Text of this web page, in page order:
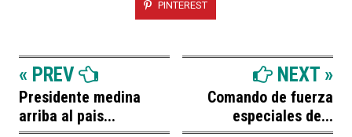
PINTEREST
« PREV
Presidente medina
arriba al pais...
NEXT »
Comando de fuerza
especiales de...